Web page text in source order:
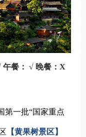
午餐： √ 晚餐：X
第一批“国家重点
【黄果树景区】